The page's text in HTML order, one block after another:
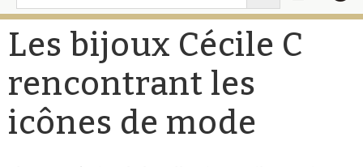
Les bijoux Cécile C
rencontrant les
icônes de mode​